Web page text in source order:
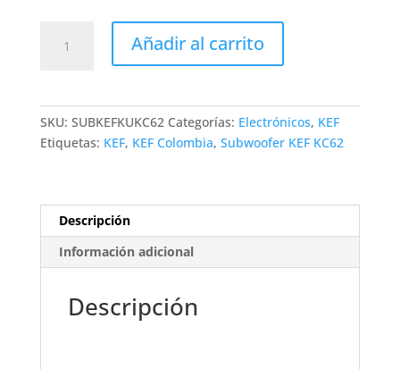
Añadir al carrito
SKU: SUBKEFKUKC62 Categorías: Electrónicos, KEF
Etiquetas: KEF, KEF Colombia, Subwoofer KEF KC62
Descripción
Información adicional
Descripción